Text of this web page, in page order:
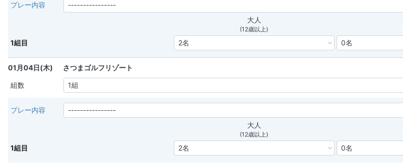
プレー内容
大人
(12歳以上)
1組目
01月04日(木) さつまゴルフリゾート
組数
プレー内容
大人
(12歳以上)
1組目